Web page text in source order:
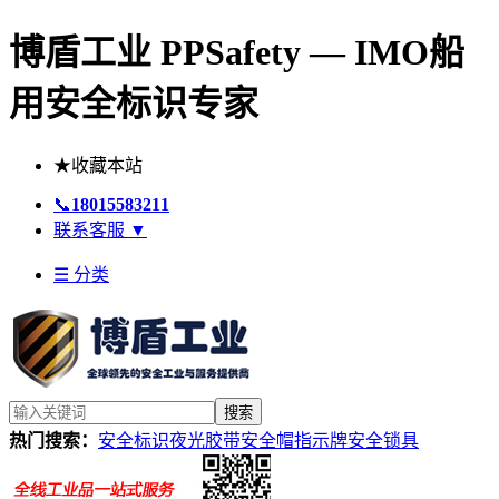
博盾工业 PPSafety — IMO船
用安全标识专家
★收藏本站
📞18015583211
联系客服 ▼
☰ 分类
搜索
热门搜索： 安全标识夜光胶带安全帽指示牌安全锁具